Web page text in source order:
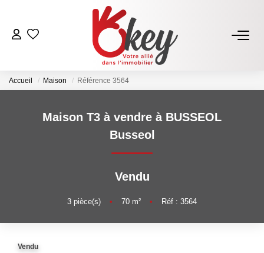
ACHETER
Estimer Mon Bien
Accueil Maison Référence 3564
Maison T3 à vendre à BUSSEOL
Busseol
Vendu
3 pièce(s) • 70 m² • Réf : 3564
Vendu